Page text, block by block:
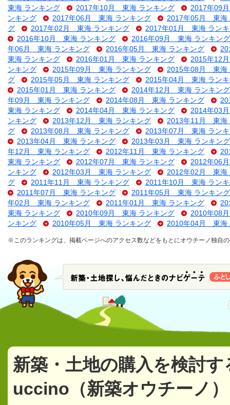
東海 ランキング
2017年10月 東海 ランキング
2017年09
ンキング
2017年06月 東海 ランキング
2017年05月 東海
グ
2017年02月 東海 ランキング
2017年01月 東海 ランキ
2016年10月 東海 ランキング
2016年09月 東海 ランキング
年06月 東海 ランキング
2016年05月 東海 ランキング
東海 ランキング
2016年01月 東海 ランキング
2015年12
ンキング
2015年09月 東海 ランキング
2015年08月 東海
グ
2015年05月 東海 ランキング
2015年04月 東海 ランキ
2015年01月 東海 ランキング
2014年12月 東海 ランキング
年09月 東海 ランキング
2014年08月 東海 ランキング
東海 ランキング
2014年04月 東海 ランキング
2014年03
ンキング
2013年12月 東海 ランキング
2013年11月 東海
グ
2013年08月 東海 ランキング
2013年07月 東海 ランキ
2013年04月 東海 ランキング
2013年03月 東海 ランキング
年12月 東海 ランキング
2012年11月 東海 ランキング
東海 ランキング
2012年07月 東海 ランキング
2012年06
ンキング
2012年03月 東海 ランキング
2012年02月 東海
グ
2011年11月 東海 ランキング
2011年10月 東海 ランキ
2011年07月 東海 ランキング
2011年05月 東海 ランキング
年02月 東海 ランキング
2011年01月 東海 ランキング
東海 ランキング
2010年09月 東海 ランキング
2010年08
ンキング
2010年05月 東海 ランキング 2010年04月 東海
※このランキングは、掲載ページへのアクセス数などをもとにオウチーノ独自
新築・土地の購入を検討
uccino（新築オウチーノ